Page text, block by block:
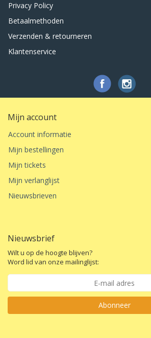
Privacy Policy
Betaalmethoden
Verzenden & retourneren
Klantenservice
Mijn account
Account informatie
Mijn bestellingen
Mijn tickets
Mijn verlanglijst
Nieuwsbrieven
Nieuwsbrief
Wilt u op de hoogte blijven?
Word lid van onze mailinglijst:
Abonneer